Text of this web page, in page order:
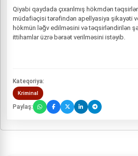
Qiyabi qaydada çıxarılmış hökmdən
müdafiəçisi tərəfindən apellyasiya şikayəti
hökmün ləğv edilməsini və təqsirləndirilən
ittihamlar üzrə bəraət verilməsini istəyib.
Kateqoriya:
Kriminal
Paylaş: